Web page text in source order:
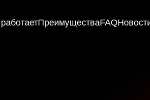
ПреимуществаFAQНовости